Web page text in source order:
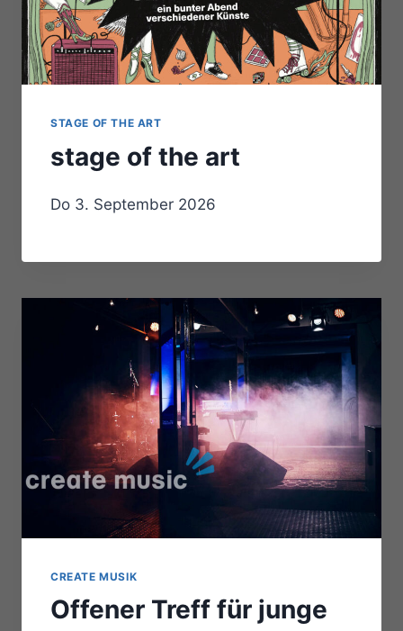
STAGE OF THE ART
stage of the art
Do 3. September 2026
CREATE MUSIK
Offener Treff für junge